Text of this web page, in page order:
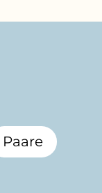
Paare